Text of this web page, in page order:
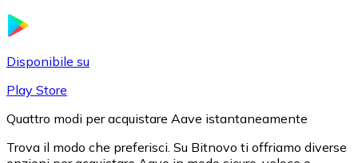
Disponibile su
Play Store
Quattro modi per acquistare Aave istantaneamente
Trova il modo che preferisci. Su Bitnovo ti offriamo diverse